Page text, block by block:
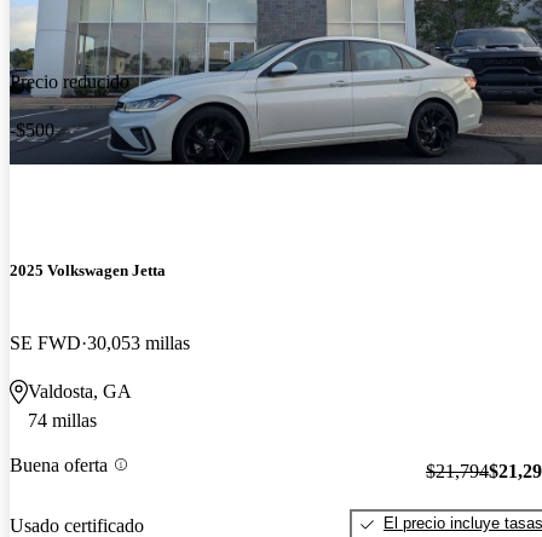
Precio reducido
-$500
2025 Volkswagen Jetta
SE FWD 30,053 millas
Valdosta, GA
74 millas
Buena oferta
Usado certificado
$21,794
El precio incluye tasas